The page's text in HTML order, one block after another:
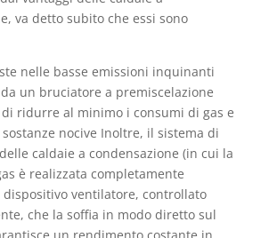
va detto subito che essi sono
nelle basse emissioni inquinanti
un bruciatore a premiscelazione
ridurre al minimo i consumi di gas e
sostanze nocive Inoltre, il sistema di
caldaie a condensazione (in cui la
è realizzata completamente
dispositivo ventilatore, controllato
che la soffia in modo diretto sul